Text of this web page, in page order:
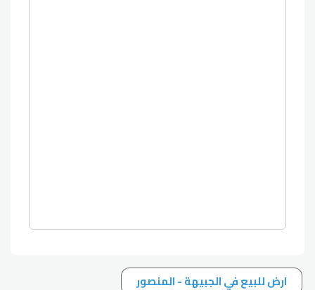
ارض للبيع في الجبيهة - المنصور